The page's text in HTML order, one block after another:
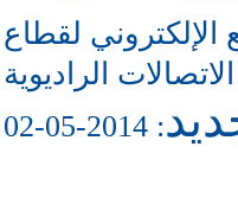
لقطاع
الاتصالات الراديوية
: 2014-05-02